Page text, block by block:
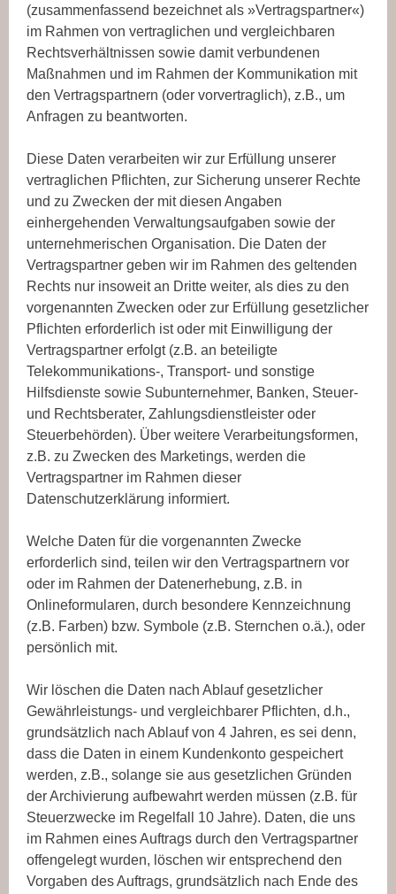
(zusammenfassend bezeichnet als »Vertragspartner«)
im Rahmen von vertraglichen und vergleichbaren
Rechtsverhältnissen sowie damit verbundenen
Maßnahmen und im Rahmen der Kommunikation mit
den Vertragspartnern (oder vorvertraglich), z.B., um
Anfragen zu beantworten.
Diese Daten verarbeiten wir zur Erfüllung unserer
vertraglichen Pflichten, zur Sicherung unserer Rechte
und zu Zwecken der mit diesen Angaben
einhergehenden Verwaltungsaufgaben sowie der
unternehmerischen Organisation. Die Daten der
Vertragspartner geben wir im Rahmen des geltenden
Rechts nur insoweit an Dritte weiter, als dies zu den
vorgenannten Zwecken oder zur Erfüllung gesetzlicher
Pflichten erforderlich ist oder mit Einwilligung der
Vertragspartner erfolgt (z.B. an beteiligte
Telekommunikations-, Transport- und sonstige
Hilfsdienste sowie Subunternehmer, Banken, Steuer-
und Rechtsberater, Zahlungsdienstleister oder
Steuerbehörden). Über weitere Verarbeitungsformen,
z.B. zu Zwecken des Marketings, werden die
Vertragspartner im Rahmen dieser
Datenschutzerklärung informiert.
Welche Daten für die vorgenannten Zwecke
erforderlich sind, teilen wir den Vertragspartnern vor
oder im Rahmen der Datenerhebung, z.B. in
Onlineformularen, durch besondere Kennzeichnung
(z.B. Farben) bzw. Symbole (z.B. Sternchen o.ä.), oder
persönlich mit.
Wir löschen die Daten nach Ablauf gesetzlicher
Gewährleistungs- und vergleichbarer Pflichten, d.h.,
grundsätzlich nach Ablauf von 4 Jahren, es sei denn,
dass die Daten in einem Kundenkonto gespeichert
werden, z.B., solange sie aus gesetzlichen Gründen
der Archivierung aufbewahrt werden müssen (z.B. für
Steuerzwecke im Regelfall 10 Jahre). Daten, die uns
im Rahmen eines Auftrags durch den Vertragspartner
offengelegt wurden, löschen wir entsprechend den
Vorgaben des Auftrags, grundsätzlich nach Ende des